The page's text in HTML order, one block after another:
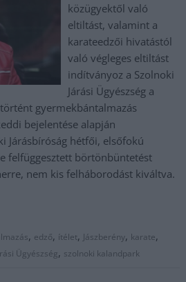
közügyektől való
eltiltást, valamint a
karateedzői hivatástól
való végleges eltiltást
indítványoz a Szolnoki
Járási Ügyészség a
gyermekbántalmazás
bejelentése alapján
Járásbíróság hétfői, elsőfokú
felfüggesztett börtönbüntetést
nem kis felháborodást kiváltva.
, edző, ítélet, Jászberény, karate,
Ügyészség, szolnoki kalandpark